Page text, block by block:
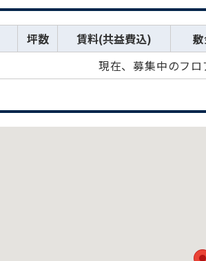
坪数 賃料(共益費込)
現在、募集中のフロ